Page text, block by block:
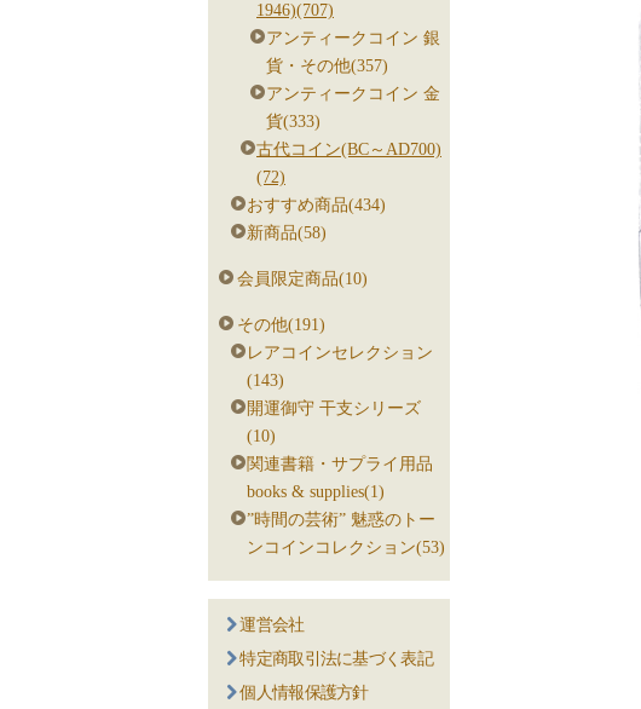
1946)(707)
アンティークコイン 銀
貨・その他(357)
アンティークコイン 金
貨(333)
古代コイン(BC～AD700)
(72)
おすすめ商品(434)
新商品(58)
会員限定商品(10)
その他(191)
レアコインセレクション
(143)
開運御守 干支シリーズ
(10)
関連書籍・サプライ用品
books & supplies(1)
”時間の芸術” 魅惑のトー
ンコインコレクション(53)
運営会社
特定商取引法に基づく表記
個人情報保護方針